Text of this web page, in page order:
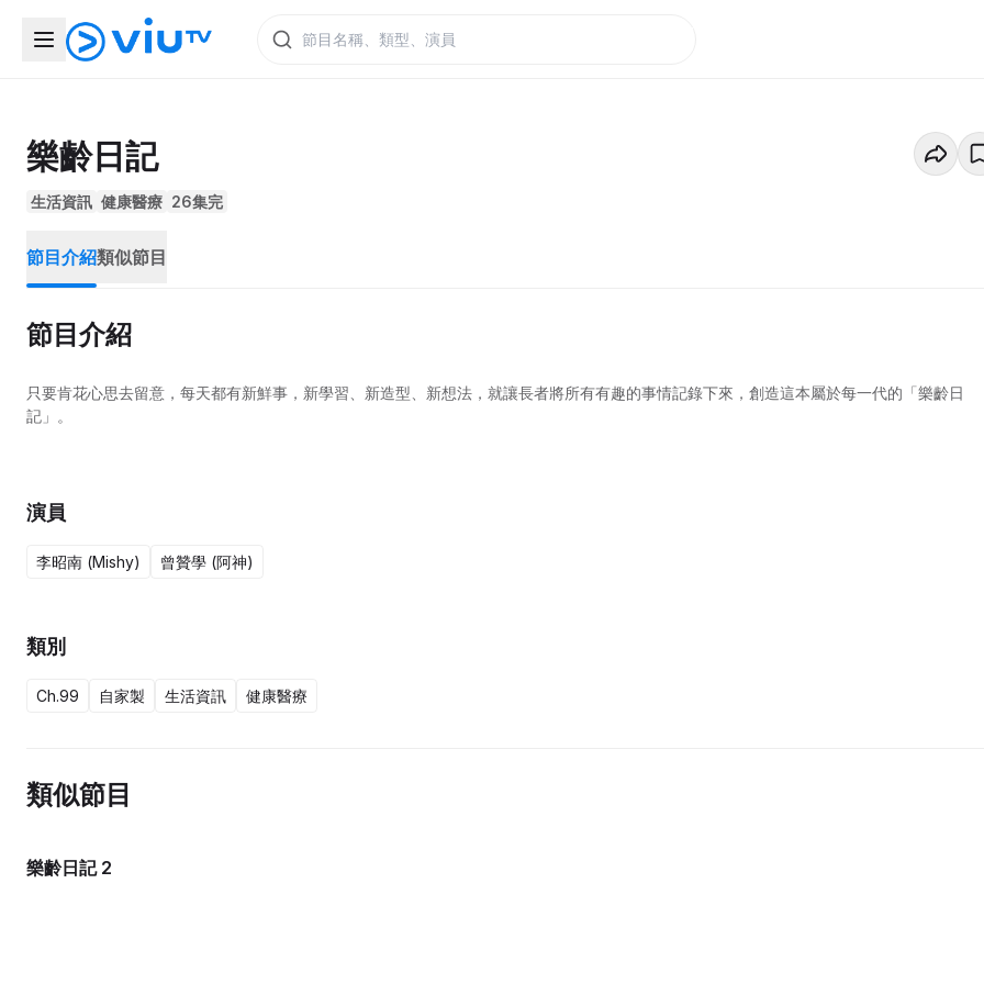
樂齡日記
生活資訊 健康醫療 26集完
節目介紹類似節目
節目介紹
只要肯花心思去留意，每天都有新鮮事，新學習、新造型、新想法，就讓長者將所有有趣的事情記錄下來，創造這本屬於每一代的「樂齡日
記」。
演員
李昭南 (Mishy) 曾贊學 (阿神)
類別
Ch.99 自家製 生活資訊 健康醫療
類似節目
樂齡日記 2